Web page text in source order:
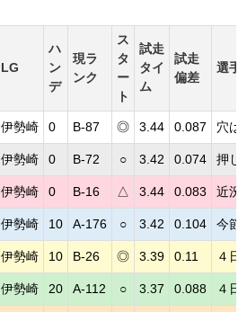
LG
ハ
ン
デ
現ラ
ンク
ス
タ
ー
ト
試走
タイ
ム
試走
偏差
選手
伊勢崎 0 B-87 ◎ 3.44 0.087 穴は
伊勢崎 0 B-72 ○ 3.42 0.074 押し
伊勢崎 0 B-16 △ 3.44 0.083 近況
伊勢崎 10 A-176 ○ 3.42 0.104 今節
伊勢崎 10 B-26 ◎ 3.39 0.11 ４日
伊勢崎 20 A-112 ○ 3.37 0.088 ４日